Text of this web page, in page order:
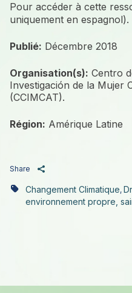
Pour accéder à cette
uniquement en espagnol).
Publié: Décembre 2018
Organisation(s): Centro
Investigación de la Mujer
(CCIMCAT).
Région: Amérique Latine
Share
Changement Climatique,
environnement propre,